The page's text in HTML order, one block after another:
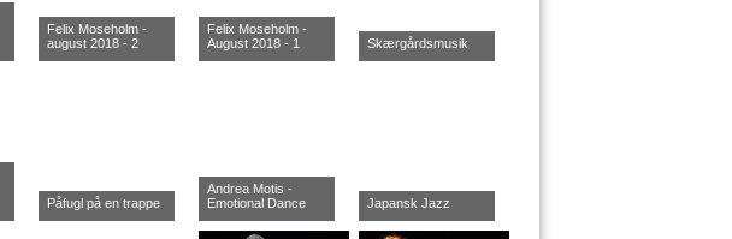
Felix Moseholm -
august 2018 - 2
Felix Moseholm -
August 2018 - 1
Skærgårdsmusik
Påfugl på en trappe
Andrea Motis -
Emotional Dance
Japansk Jazz